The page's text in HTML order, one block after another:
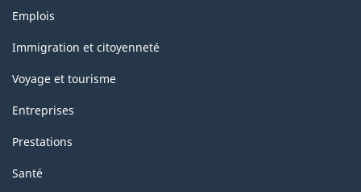
Thèmes
sujets
Emplois
Immigration et citoyenneté
Voyage et tourisme
Entreprises
Prestations
Santé